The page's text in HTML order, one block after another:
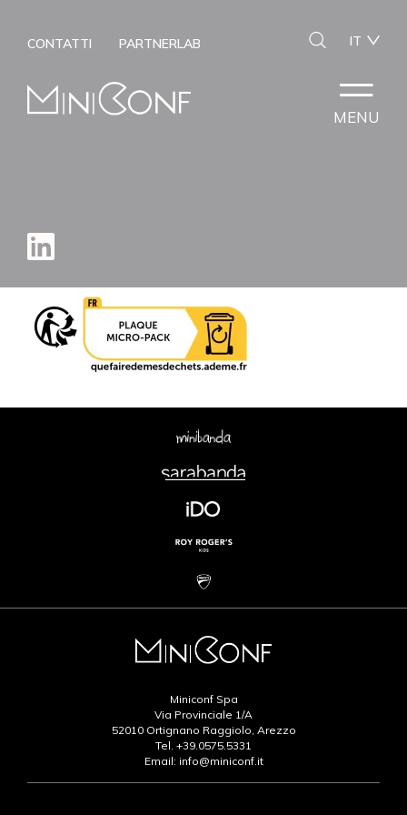
CONTATTI IT
PARTNERLAB
MENU
Miniconf Spa
Via Provinciale 1/A
52010 Ortignano Raggiolo, Arezzo
Tel. +39.0575.5331
Email: info@miniconf.it